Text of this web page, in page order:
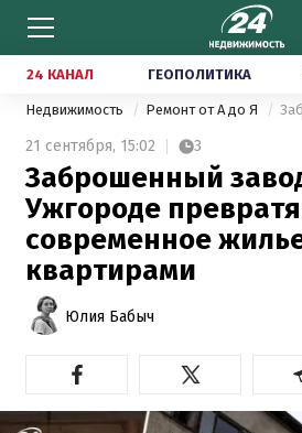
24 КАНАЛ ГЕОПОЛИТИКА
Недвижимость Ремонт от А до Я
21 сентября, 15:02 3
Заброшенный
Ужгороде
современное
квартирами
Юлия Бабыч